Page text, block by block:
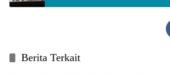
Berita Terkait